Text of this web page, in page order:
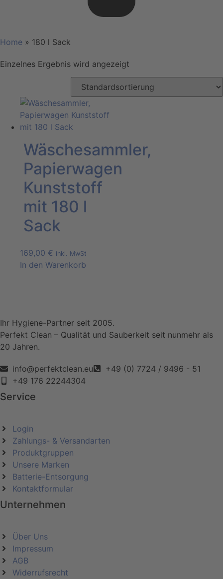
Home » 180 l Sack
Einzelnes Ergebnis wird angezeigt
Wäschesammler,
Papierwagen
Kunststoff
mit 180 l
Sack
169,00 € inkl. MwSt
In den Warenkorb
Ihr Hygiene-Partner seit 2005.
Perfekt Clean – Qualität und Sauberkeit seit nunmehr als
20 Jahren.
info@perfektclean.eu
+49 (0) 7724 / 9496 - 51
+49 176 22244304
Service
Login
Zahlungs- & Versandarten
Produktgruppen
Unsere Marken
Batterie-Entsorgung
Kontaktformular
Unternehmen
Über Uns
Impressum
AGB
Widerrufsrecht